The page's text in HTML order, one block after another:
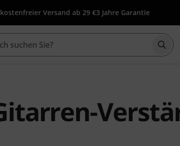
kostenfreier Versand ab 29 €3 Jahre Garantie